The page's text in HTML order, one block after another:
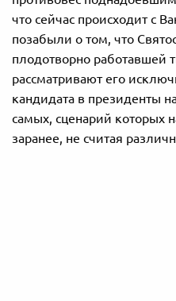
что сейчас происходит с
позабыли о том, что
плодотворно работавшей
рассматривают его
кандидата в президенты
самых, сценарий которых
заранее, не считая